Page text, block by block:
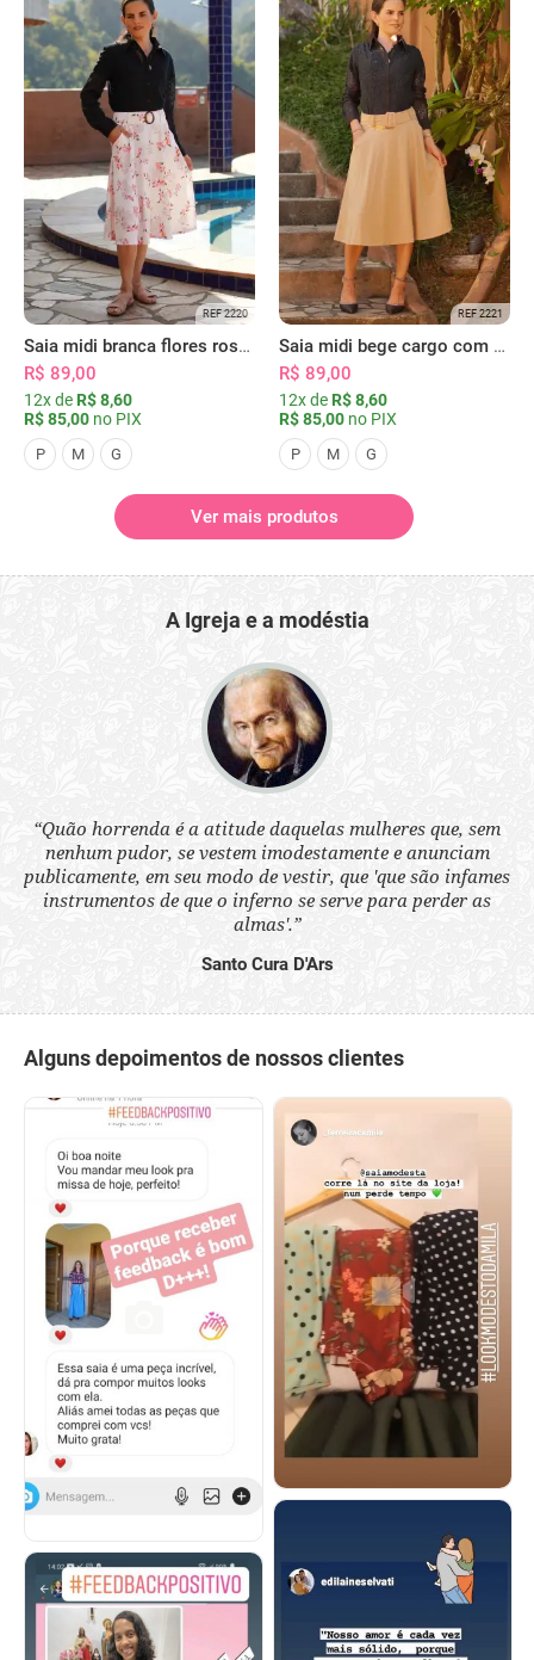
REF 2220
Saia midi branca flores rosas com bolsos
R$ 89,00
12x de R$ 8,60
R$ 85,00 no PIX
P M G
REF 2221
Saia midi bege cargo com bolsos
R$ 89,00
12x de R$ 8,60
R$ 85,00 no PIX
P M G
Ver mais produtos
A Igreja e a modéstia
“Quão horrenda é a atitude daquelas mulheres que, sem
nenhum pudor, se vestem imodestamente e anunciam
publicamente, em seu modo de vestir, que 'que são infames
instrumentos de que o inferno se serve para perder as
almas'.”
Santo Cura D'Ars
Alguns depoimentos de nossos clientes